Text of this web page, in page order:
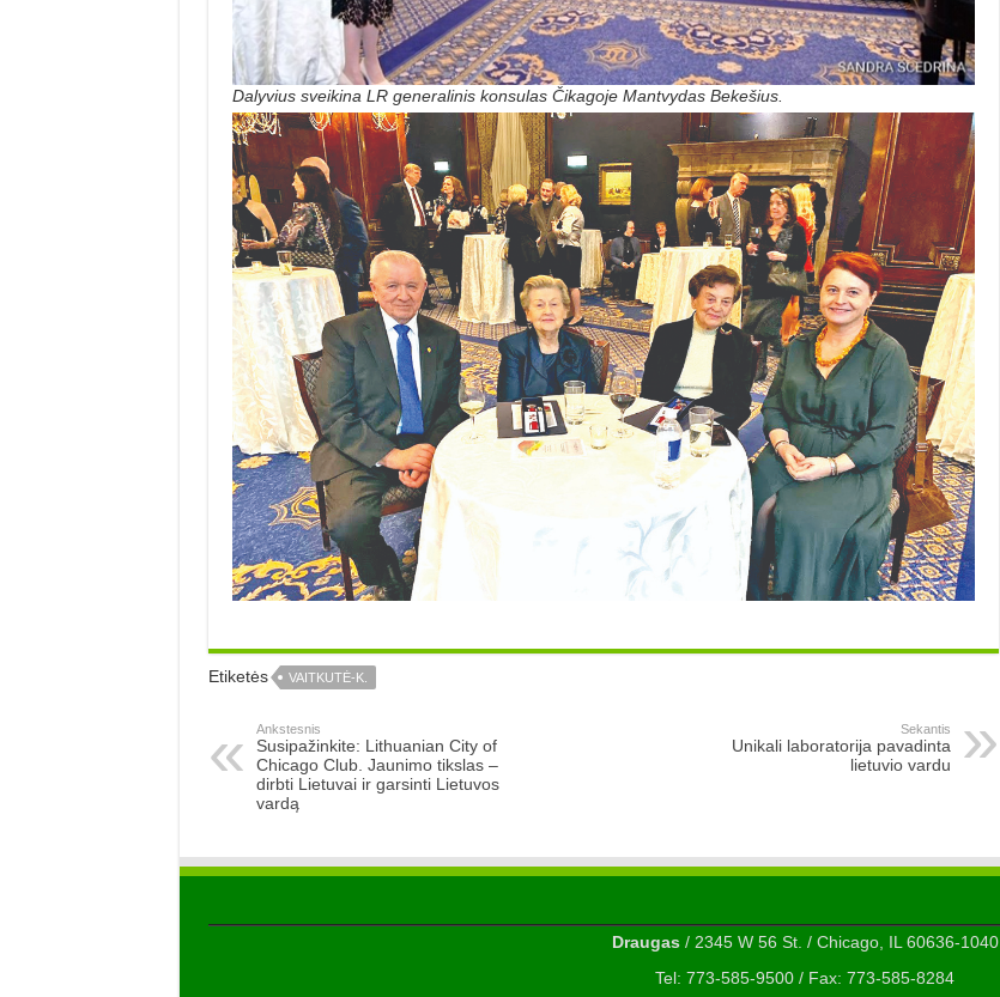
Dalyvius sveikina LR generalinis konsulas Čikagoje Mantvydas Bekešius.
Etiketės VAITKUTĖ-K.
Ankstesnis
Susipažinkite: Lithuanian City of
Chicago Club. Jaunimo tikslas –
dirbti Lietuvai ir garsinti Lietuvos
vardą
Sekantis
Unikali laboratorija pavadinta
lietuvio vardu
Draugas/ 2345 W 56 St. / Chicago, IL 60636-1040
Tel: 773-585-9500 / Fax: 773-585-8284